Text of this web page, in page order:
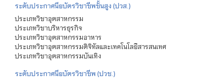
ระดับประกาศนียบัตรวิชาชีพชั้นสูง (ปวส.)
ประเภทวิชาอุตสาหกรรม
ประเภทวิชาบริหารธุรกิจ
ประเภทวิชาอุตสาหกรรมอาหาร
ประเภทวิชาอุตสาหกรรมดิจิทัลและเทคโนโลยีสารสนเทศ
ประเภทวิชาอุตสาหกรรมบันเทิง
ระดับประกาศนียบัตรวิชาชีพ (ปวช.)